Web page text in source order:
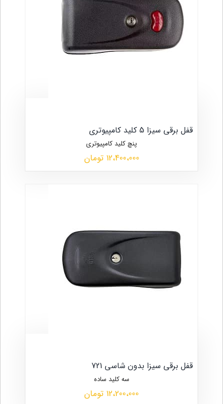
قفل برقی سیزا 5 کلید کامپیوتری
پنچ کلید کامپیوتری
12،400،000 تومان
قفل برقی سیزا بدون شاسی 721
سه کلید ساده
12،200،000 تومان